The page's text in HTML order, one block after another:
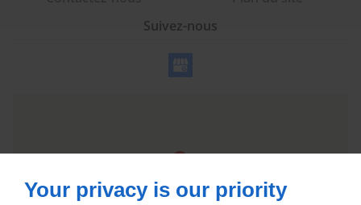
Suivez-nous
Your privacy is our priority